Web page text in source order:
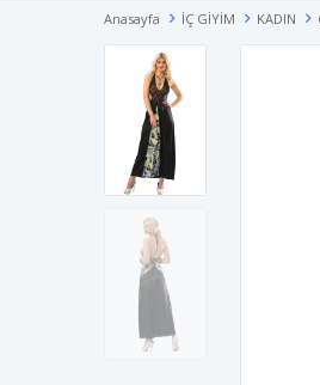
Anasayfa İÇ GİYİM KADIN